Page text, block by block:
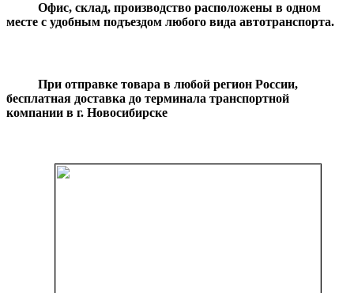
Офис, склад, производство расположены в одном
месте с удобным подъездом любого вида автотранспорта.
При отправке товара в любой регион России,
бесплатная доставка до терминала транспортной
компании в г. Новосибирске